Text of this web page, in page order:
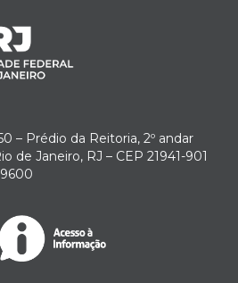
– Prédio da Reitoria, 2º andar
de Janeiro, RJ – CEP 21941-901